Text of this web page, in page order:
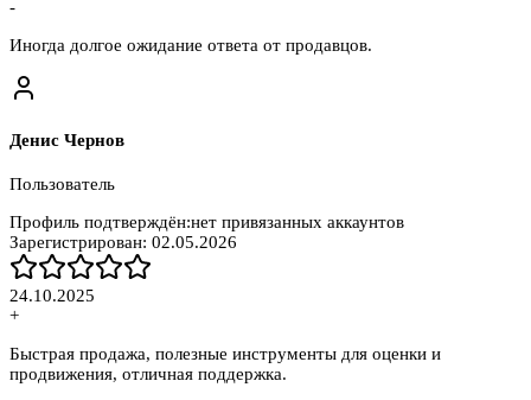
-
Иногда долгое ожидание ответа от продавцов.
Денис Чернов
Пользователь
Профиль подтверждён:нет привязанных аккаунтов
Зарегистрирован: 02.05.2026
24.10.2025
+
Быстрая продажа, полезные инструменты для оценки и
продвижения, отличная поддержка.